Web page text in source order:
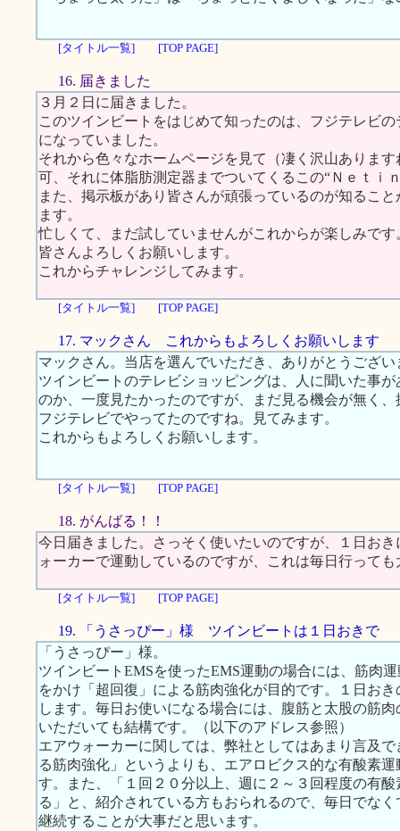
[タイトル一覧] [TOP PAGE]
16. 届きました
３月２日に届きました。
このツインビートをはじめて知ったのは、フジテレビ
になっていました。
それから色々なホームページを見て（凄く沢山ありま
可、それに体脂肪測定器までついてくるこの“Ｎｅｔｉ
また、掲示板があり皆さんが頑張っているのが知るこ
ます。
忙しくて、まだ試していませんがこれからが楽しみです
皆さんよろしくお願いします。
これからチャレンジしてみます。
[タイトル一覧] [TOP PAGE]
17. マックさん これからもよろしくお願いします
マックさん。当店を選んでいただき、ありがとうござい
ツインビートのテレビショッピングは、人に聞いた事
のか、一度見たかったのですが、まだ見る機会が無く
フジテレビでやってたのですね。見てみます。
これからもよろしくお願いします。
[タイトル一覧] [TOP PAGE]
18. がんばる！！
今日届きました。さっそく使いたいのですが、１日お
ォーカーで運動しているのですが、これは毎日行って
[タイトル一覧] [TOP PAGE]
19. 「うさっぴー」様 ツインビートは１日おきで
「うさっぴー」様。
ツインビートEMSを使ったEMS運動の場合には、筋肉
をかけ「超回復」による筋肉強化が目的です。１日お
します。毎日お使いになる場合には、腹筋と太股の筋
いただいても結構です。（以下のアドレス参照）
エアウォーカーに関しては、弊社としてはあまり言及
る筋肉強化」というよりも、エアロビクス的な有酸素
す。また、「１回２０分以上、週に２～３回程度の有
る」と、紹介されている方もおられるので、毎日でな
継続することが大事だと思います。